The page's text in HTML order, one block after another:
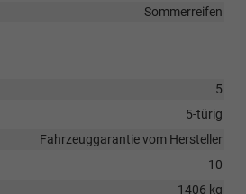
Sommerreifen
5
5-türig
Fahrzeuggarantie vom Hersteller
10
1406 kg